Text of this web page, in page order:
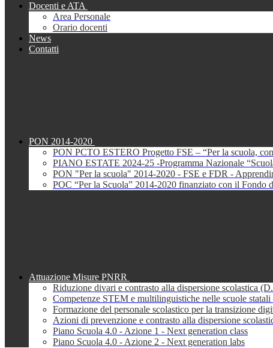
Docenti e ATA
Area Personale
Orario docenti
News
Contatti
PON 2014-2020
PON PCTO ESTERO Progetto FSE – “Per la scuola,
PIANO ESTATE 2024-25 -Programma Nazionale
PON "Per la scuola" 2014-2020 - FSE e FDR -
POC “Per la Scuola” 2014-2020 finanziato con il
Attuazione Misure PNRR
Riduzione divari e contrasto alla dispersione scolastica
Competenze STEM e multilinguistiche nelle scuole
Formazione del personale scolastico per la transizione
Azioni di prevenzione e contrasto alla dispersione
Piano Scuola 4.0 - Azione 1 - Next generation class
Piano Scuola 4.0 - Azione 2 - Next generation labs